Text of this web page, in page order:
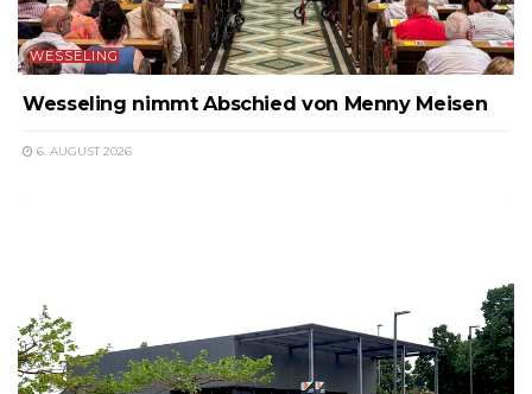
WESSELING
Wesseling nimmt Abschied von Menny Meisen
6. AUGUST 2026